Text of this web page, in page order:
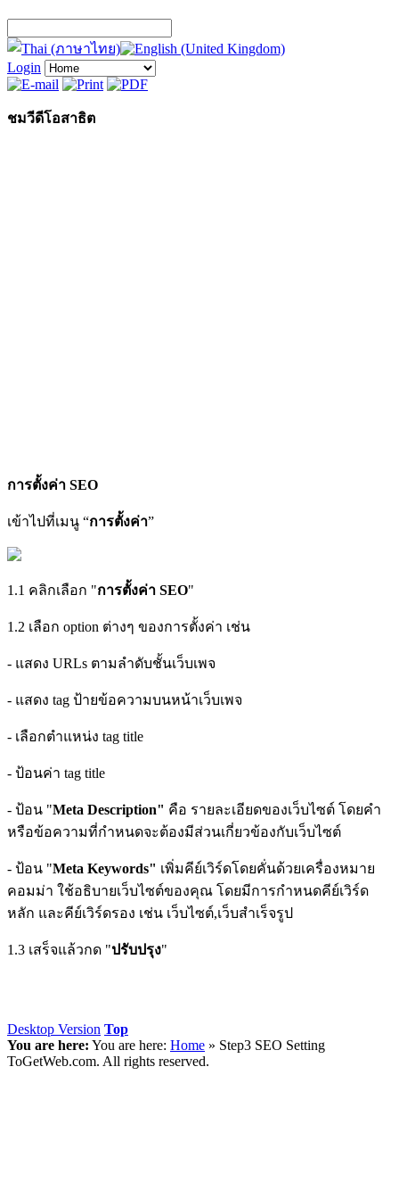
Login
ชมวีดีโอสาธิต
การตั้งค่า SEO
เข้าไปที่เมนู “การตั้งค่า”
1.1 คลิกเลือก "การตั้งค่า SEO"
1.2 เลือก option ต่างๆ ของการตั้งค่า เช่น
- แสดง URLs ตามลำดับชั้นเว็บเพจ
- แสดง tag ป้ายข้อความบนหน้าเว็บเพจ
- เลือกตำแหน่ง tag title
- ป้อนค่า tag title
- ป้อน "Meta Description" คือ รายละเอียดของเว็บไซต์ โดยคำ
หรือข้อความที่กำหนดจะต้องมีส่วนเกี่ยวข้องกับเว็บไซต์
- ป้อน "Meta Keywords" เพิ่มคีย์เวิร์ดโดยคั่นด้วยเครื่องหมาย
คอมม่า ใช้อธิบายเว็บไซต์ของคุณ โดยมีการกำหนดคีย์เวิร์ด
หลัก และคีย์เวิร์ดรอง เช่น เว็บไซต์,เว็บสำเร็จรูป
1.3 เสร็จแล้วกด "ปรับปรุง"
Desktop Version Top
You are here: You are here: Home » Step3 SEO Setting
ToGetWeb.com. All rights reserved.